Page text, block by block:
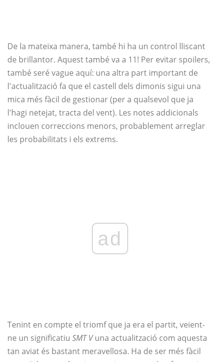
De la mateixa manera, també hi ha un control lliscant
de brillantor. Aquest també va a 11! Per evitar spoilers,
també seré vague aquí: una altra part important de
l'actualització fa que el castell dels dimonis sigui una
mica més fàcil de gestionar (per a qualsevol que ja
l'hagi netejat, tracta del vent). Les notes addicionals
inclouen correccions menors, probablement arreglar
les probabilitats i els extrems.
ad
Tenint en compte el triomf que ja era el partit, veient-
ne un significatiu SMT Vuna actualització com aquesta
tan aviat és bastant meravellosa. Ha de ser més fàcil